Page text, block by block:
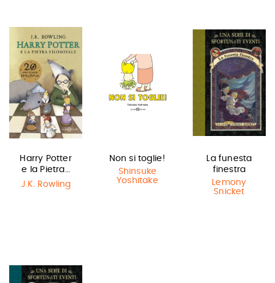
Harry Potter
e la Pietra…
J.K. Rowling
Non si toglie!
Shinsuke
Yoshitake
La funesta
finestra
Lemony
Snicket